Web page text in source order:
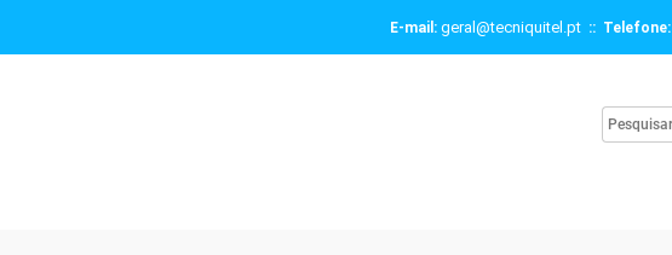
E-mail: geral@tecniquitel.pt :: Telefone: